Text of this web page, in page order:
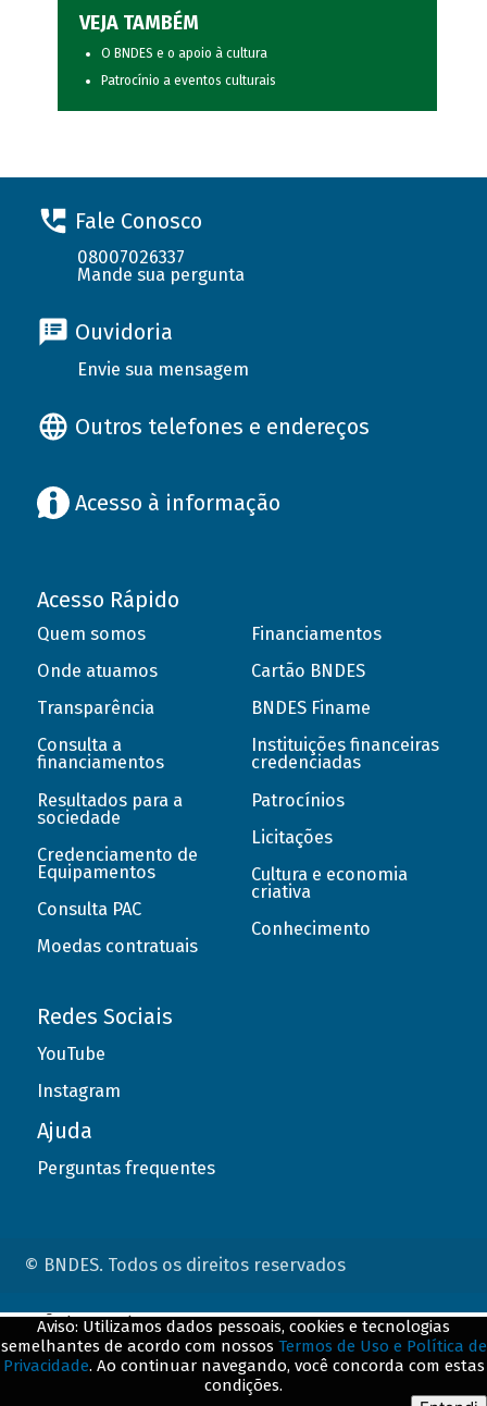
VEJA TAMBÉM
O BNDES e o apoio à cultura
Patrocínio a eventos culturais
Fale Conosco
08007026337
Mande sua pergunta
Ouvidoria
Envie sua mensagem
Outros telefones e endereços
Acesso à informação
Acesso Rápido
Quem somos
Onde atuamos
Transparência
Consulta a
financiamentos
Resultados para a
sociedade
Credenciamento de
Equipamentos
Consulta PAC
Moedas contratuais
Financiamentos
Cartão BNDES
BNDES Finame
Instituições financeiras
credenciadas
Patrocínios
Licitações
Cultura e economia
criativa
Conhecimento
Redes Sociais
YouTube
Instagram
Ajuda
Perguntas frequentes
© BNDES. Todos os direitos reservados
Aviso: Utilizamos dados pessoais, cookies e tecnologias
semelhantes de acordo com nossos Termos de Uso e Política de
Privacidade. Ao continuar navegando, você concorda com estas
condições.
ConteÃºdo complementar
${title}${badge}